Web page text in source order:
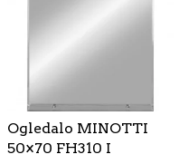
Ogledalo MINOTTI
50×70 FH310 I